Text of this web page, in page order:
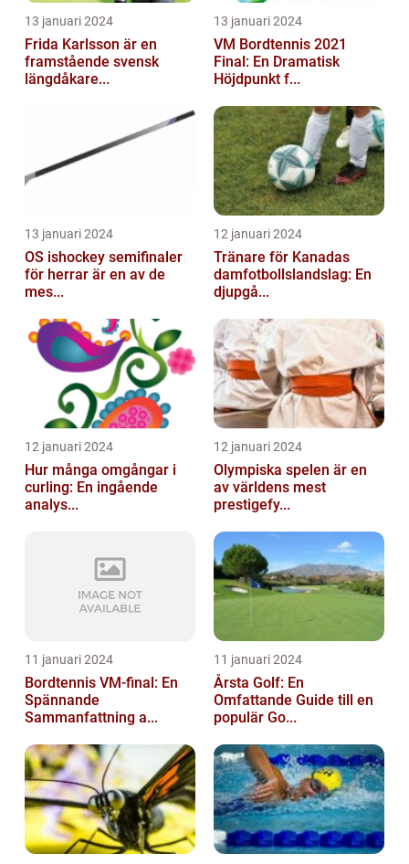
13 januari 2024
Frida Karlsson är en
framstående svensk
längdåkare...
13 januari 2024
VM Bordtennis 2021
Final: En Dramatisk
Höjdpunkt f...
13 januari 2024
OS ishockey semifinaler
för herrar är en av de
mes...
12 januari 2024
Tränare för Kanadas
damfotbollslandslag: En
djupgå...
12 januari 2024
Hur många omgångar i
curling: En ingående
analys...
12 januari 2024
Olympiska spelen är en
av världens mest
prestigefy...
11 januari 2024
Bordtennis VM-final: En
Spännande
Sammanfattning a...
11 januari 2024
Årsta Golf: En
Omfattande Guide till en
populär Go...